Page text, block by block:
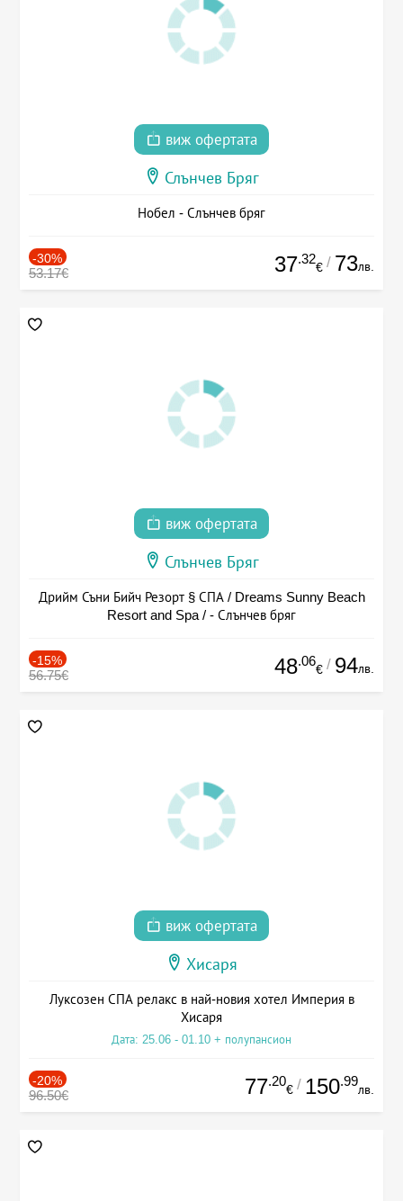
виж офертата
Слънчев Бряг
Нобел - Слънчев бряг
-30%
53.17€ 37.32
€ / 73лв.
виж офертата
Слънчев Бряг
Дрийм Съни Бийч Резорт § СПА / Dreams Sunny Beach
Resort and Spa / - Слънчев бряг
-15%
56.75€ 48.06
€ / 94лв.
виж офертата
Хисаря
Луксозен СПА релакс в най-новия хотел Империя в
Хисаря
Дата: 25.06 - 01.10 + полупансион
-20%
96.50€ 77.20
€ / 150.99
лв.